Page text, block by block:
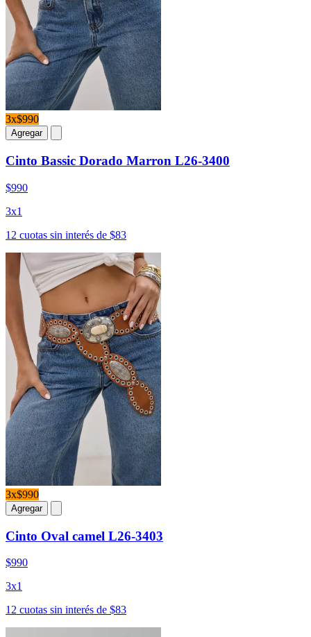
3x$990
Agregar
Cinto Bassic Dorado Marron L26-3400
$990
3x1
12 cuotas sin interés de $83
3x$990
Agregar
Cinto Oval camel L26-3403
$990
3x1
12 cuotas sin interés de $83